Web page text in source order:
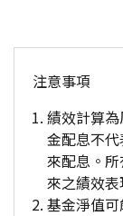
注意事項
績效計算
金配息不
來配息。
來之績效
基金淨值